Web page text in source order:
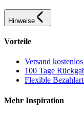
Hinweise
Vorteile
Versand
100 Tage
Flexible
Mehr Inspiration